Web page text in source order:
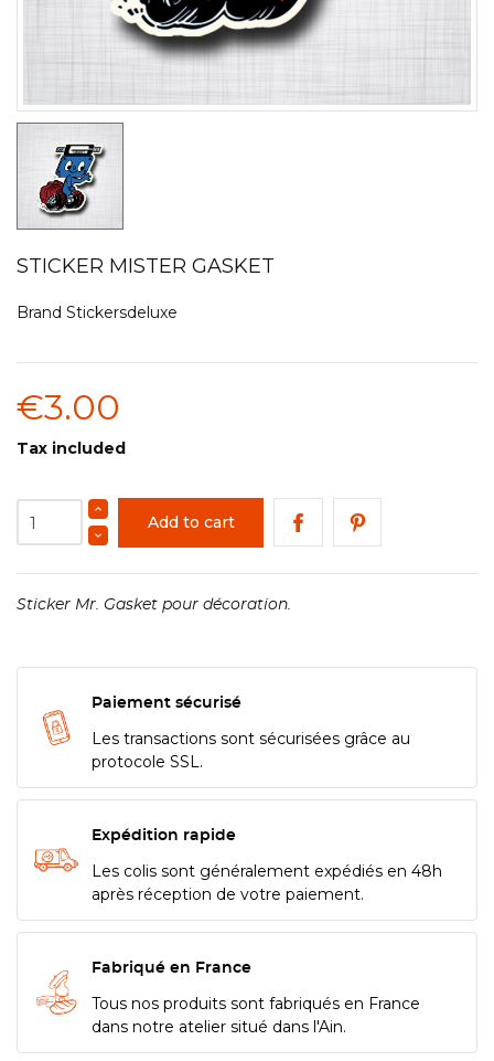
STICKER MISTER GASKET
Brand Stickersdeluxe
€3.00
Tax included
Add to cart
Sticker Mr. Gasket pour décoration.
Paiement sécurisé
Les transactions sont sécurisées grâce au
protocole SSL.
Expédition rapide
Les colis sont généralement expédiés en 48h
après réception de votre paiement.
Fabriqué en France
Tous nos produits sont fabriqués en France
dans notre atelier situé dans l'Ain.